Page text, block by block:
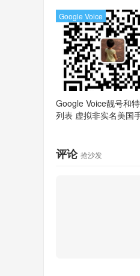
Google Voice靓号和
列表 虚拟非实名美国
Google Voice
评论 抢沙发